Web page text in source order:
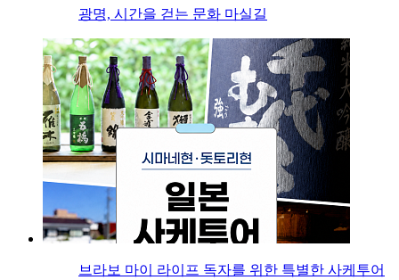
광명, 시간을 걷는 문화 마실길
브라보 마이 라이프 독자를 위한 특별한 사케투어